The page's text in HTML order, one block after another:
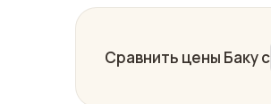
Сравнить цены Баку с